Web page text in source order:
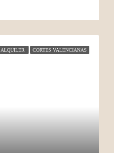
ALQUILER CORTES VALENCIANAS